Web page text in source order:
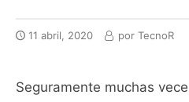
11 abril, 2020 por TecnoR
Seguramente muchas